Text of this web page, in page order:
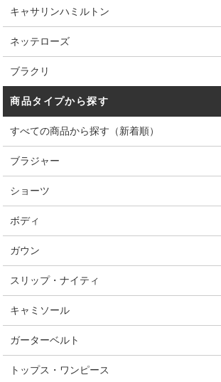
キャサリンハミルトン
ネッテローズ
ブラクリ
商品タイプから探す
すべての商品から探す（新着順）
ブラジャー
ショーツ
ボディ
ガウン
スリップ・ナイティ
キャミソール
ガーターベルト
トップス・ワンピース